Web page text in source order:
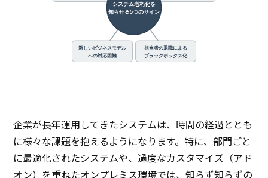
担当者の退職による
ブラックボックス化
新しいビジネスモデル
への対応困難
システム老朽化を
知らせる5つのサイン
企業が長年運用してきたシステムは、時間の経過ととも
に様々な課題を抱えるようになります。特に、部門ごと
に最適化されたシステムや、過度なカスタマイズ（アド
オン）を重ねたオンプレミス環境では、知らず知らずの